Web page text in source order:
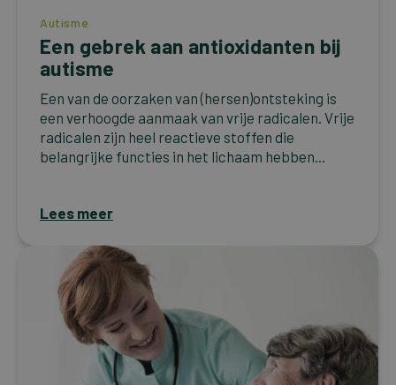
Autisme
Een gebrek aan antioxidanten bij
autisme
Een van de oorzaken van (hersen)ontsteking is
een verhoogde aanmaak van vrije radicalen. Vrije
radicalen zijn heel reactieve stoffen die
belangrijke functies in het lichaam hebben...
Lees meer